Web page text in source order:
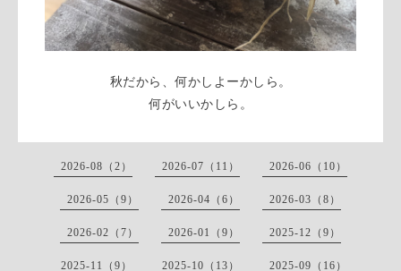
秋だから、何かしよーかしら。
何がいいかしら。
2026-08（2） 2026-07（11） 2026-06（10）
2026-05（9） 2026-04（6） 2026-03（8）
2026-02（7） 2026-01（9） 2025-12（9）
2025-11（9） 2025-10（13） 2025-09（16）